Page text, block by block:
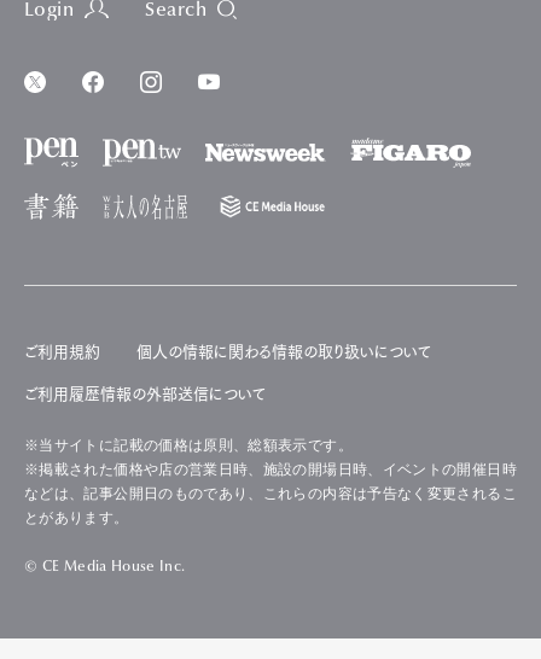
Login Search
ご利用規約 個人の情報に関わる情報の取り扱いについて
ご利用履歴情報の外部送信について
※当サイトに記載の価格は原則、総額表示です。
※掲載された価格や店の営業日時、施設の開場日時、イベントの開催日時
などは、記事公開日のものであり、これらの内容は予告なく変更されるこ
とがあります。
© CE Media House Inc.